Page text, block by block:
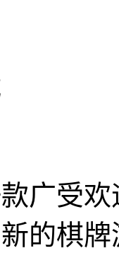
广受
的棋